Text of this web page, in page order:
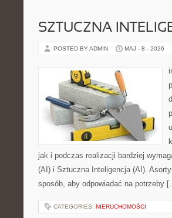
SZTUCZNA
POSTED BY ADMIN MAJ - 8 - 2026
jak i podczas realizacji bardziej
(AI) i Sztuczna Inteligencja (AI).
sposób, aby odpowiadać na potrzeby
CATEGORIES: NIERUCHOMOŚCI